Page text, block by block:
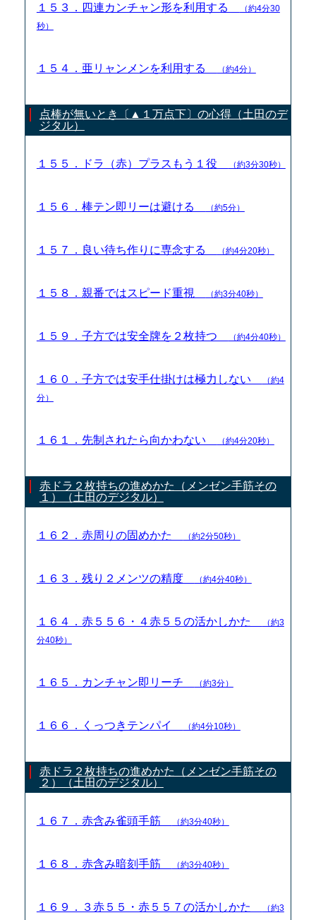
１５３．四連カンチャン形を利用する
（約4分30
秒）
１５４．亜リャンメンを利用する （約4分）
点棒が無いとき〔▲１万点下〕の心得（土田のデ
ジタル）
１５５．ドラ（赤）プラスもう１役 （約3分30秒）
１５６．棒テン即リーは避ける （約5分）
１５７．良い待ち作りに専念する （約4分20秒）
１５８．親番ではスピード重視 （約3分40秒）
１５９．子方では安全牌を２枚持つ （約4分40秒）
１６０．子方では安手仕掛けは極力しない
（約4
分）
１６１．先制されたら向かわない （約4分20秒）
赤ドラ２枚持ちの進めかた（メンゼン手筋その
１）（土田のデジタル）
１６２．赤周りの固めかた （約2分50秒）
１６３．残り２メンツの精度 （約4分40秒）
１６４．赤５５６・４赤５５の活かしかた
（約3
分40秒）
１６５．カンチャン即リーチ （約3分）
１６６．くっつきテンパイ （約4分10秒）
赤ドラ２枚持ちの進めかた（メンゼン手筋その
２）（土田のデジタル）
１６７．赤含み雀頭手筋 （約3分40秒）
１６８．赤含み暗刻手筋 （約3分40秒）
１６９．３赤５５・赤５５７の活かしかた （約3